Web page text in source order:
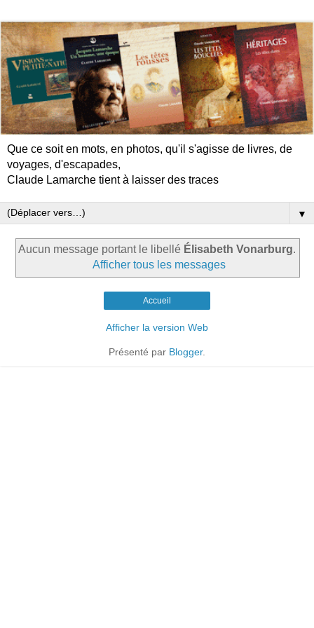
Que ce soit en mots, en photos, qu'il s'agisse de livres, de
voyages, d'escapades,
Claude Lamarche tient à laisser des traces
▼
Aucun message portant le libellé Élisabeth Vonarburg.
Afficher tous les messages
Accueil
Afficher la version Web
Présenté par Blogger.